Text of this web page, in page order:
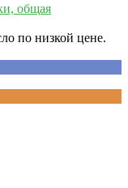
общая
по низкой цене.